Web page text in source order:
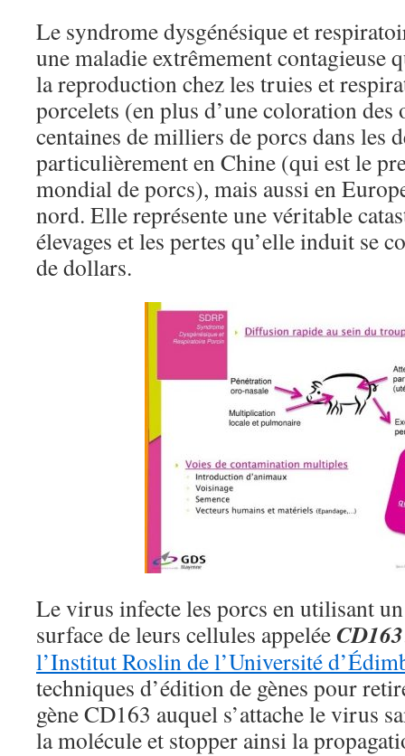
Le syndrome dysgénésique et
une maladie extrêmement contagieuse
la reproduction chez les truies et
porcelets (en plus d’une coloration des
centaines de milliers de porcs dans les
particulièrement en Chine (qui est le
mondial de porcs), mais aussi en
nord. Elle représente une véritable
élevages et les pertes qu’elle induit se
de dollars.
Le virus infecte les porcs en utilisant
surface de leurs cellules appeléeCD163
l’Institut Roslin de l’Université
techniques d’édition de gènes pour
gène CD163 auquel s’attache le virus
la molécule et stopper ainsi la